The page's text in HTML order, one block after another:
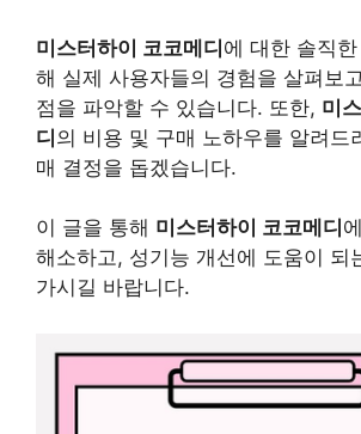
미스터하이 코코메디에 대한 솔직
해 실제 사용자들의 경험을 살펴보
점을 파악할 수 있습니다. 또한, 미
디의 비용 및 구매 노하우를 알려드
매 결정을 돕겠습니다.
이 글을 통해 미스터하이 코코메디
해소하고, 성기능 개선에 도움이 되
가시길 바랍니다.